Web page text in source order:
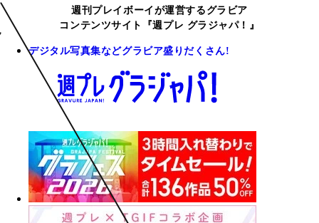
週刊プレイボーイが運営するグラビア
コンテンツサイト『週プレ グラジャパ！』
デジタル写真集などグラビア盛りだくさん!